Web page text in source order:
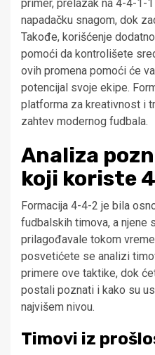
primer, prelazak na 4-4-1-
napadačku snagom, dok
Takođe, korišćenje
pomoći da kontrolišete
ovih promena pomoći će
potencijal svoje ekipe.
platforma za kreativnost i
zahtev modernog fudbala.
Analiza
koji koriste
Formacija 4-4-2 je bila
fudbalskih timova, a njene
prilagođavale tokom
posvetićete se analizi
primere ove taktike, dok
postali poznati i kako su
najvišem nivou.
Timovi iz